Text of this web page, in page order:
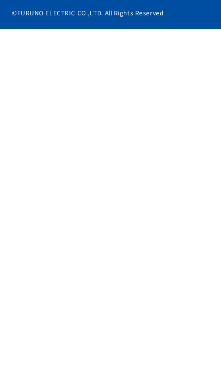
©FURUNO ELECTRIC CO.,LTD. All Rights Reserved.